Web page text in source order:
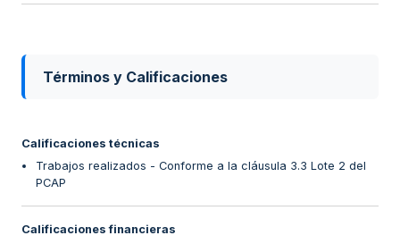
Términos y Calificaciones
Calificaciones técnicas
Trabajos realizados - Conforme a la cláusula 3.3 Lote 2 del
PCAP
Calificaciones financieras